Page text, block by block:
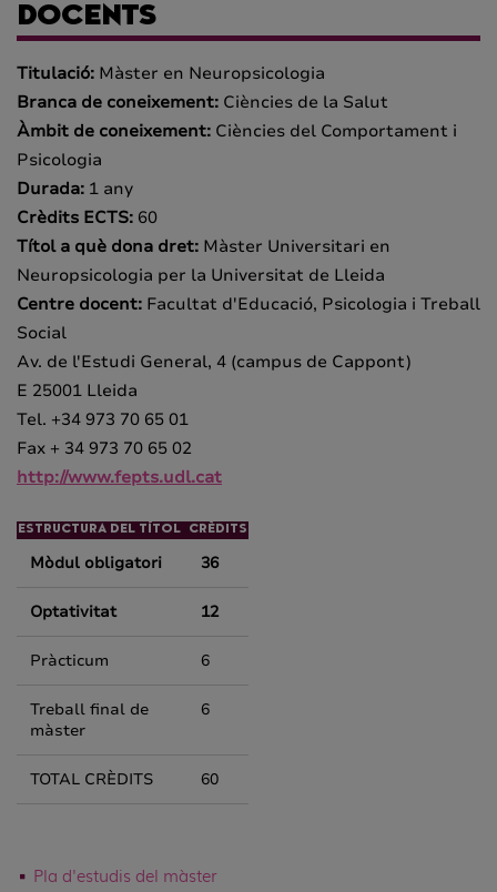
DOCENTS
Titulació: Màster en Neuropsicologia
Branca de coneixement: Ciències de la Salut
Àmbit de coneixement: Ciències del Comportament i
Psicologia
Durada: 1 any
Crèdits ECTS: 60
Títol a què dona dret: Màster Universitari en
Neuropsicologia per la Universitat de Lleida
Centre docent: Facultat d'Educació, Psicologia i Treball
Social
Av. de l'Estudi General, 4 (campus de Cappont)
E 25001 Lleida
Tel. +34 973 70 65 01
Fax + 34 973 70 65 02
http://www.fepts.udl.cat
ESTRUCTURA DEL TÍTOL CRÈDITS
Mòdul obligatori 36
Optativitat 12
Pràcticum 6
Treball final de
màster
6
TOTAL CRÈDITS 60
Pla d'estudis del màster